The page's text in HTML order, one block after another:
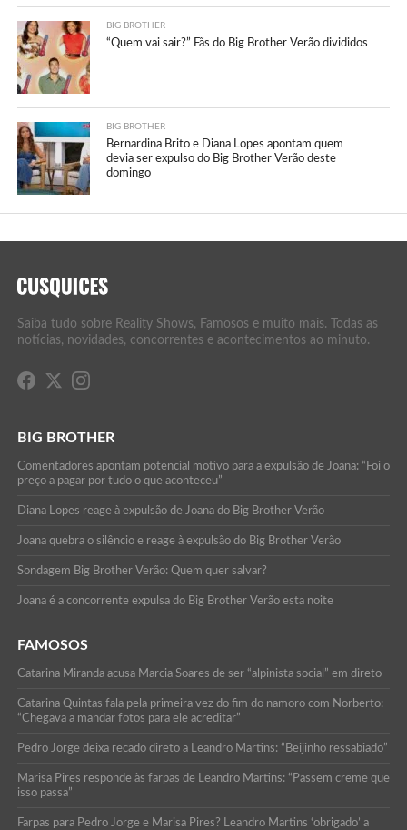
BIG BROTHER
“Quem vai sair?” Fãs do Big Brother Verão divididos
BIG BROTHER
Bernardina Brito e Diana Lopes apontam quem
devia ser expulso do Big Brother Verão deste
domingo
Saiba tudo sobre Reality Shows, Famosos e muito mais. Todas as
notícias, novidades, concorrentes e acontecimentos ao minuto.
BIG BROTHER
Comentadores apontam potencial motivo para a expulsão de Joana: “Foi o
preço a pagar por tudo o que aconteceu”
Diana Lopes reage à expulsão de Joana do Big Brother Verão
Joana quebra o silêncio e reage à expulsão do Big Brother Verão
Sondagem Big Brother Verão: Quem quer salvar?
Joana é a concorrente expulsa do Big Brother Verão esta noite
FAMOSOS
Catarina Miranda acusa Marcia Soares de ser “alpinista social” em direto
Catarina Quintas fala pela primeira vez do fim do namoro com Norberto:
“Chegava a mandar fotos para ele acreditar”
Pedro Jorge deixa recado direto a Leandro Martins: “Beijinho ressabiado”
Marisa Pires responde às farpas de Leandro Martins: “Passem creme que
isso passa”
Farpas para Pedro Jorge e Marisa Pires? Leandro Martins ‘obrigado’ a